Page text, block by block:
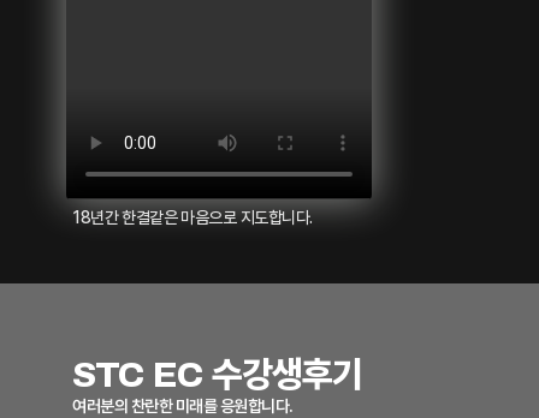
18년간 한결같은 마음으로 지도합니다.
STC EC 수강생후기
여러분의 찬란한 미래를 응원합니다.